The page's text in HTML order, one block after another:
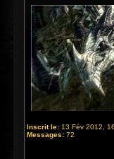
Inscrit le: 13 Fév 2012,
Messages: 72